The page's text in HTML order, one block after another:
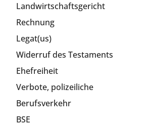
Landwirtschaftsgericht
Rechnung
Legat(us)
Widerruf des Testaments
Ehefreiheit
Verbote, polizeiliche
Berufsverkehr
BSE